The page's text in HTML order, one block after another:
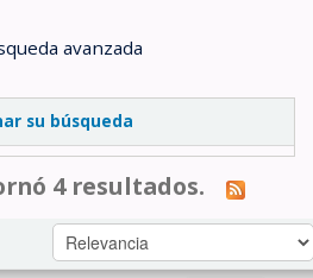
avanzada
su búsqueda
4 resultados.